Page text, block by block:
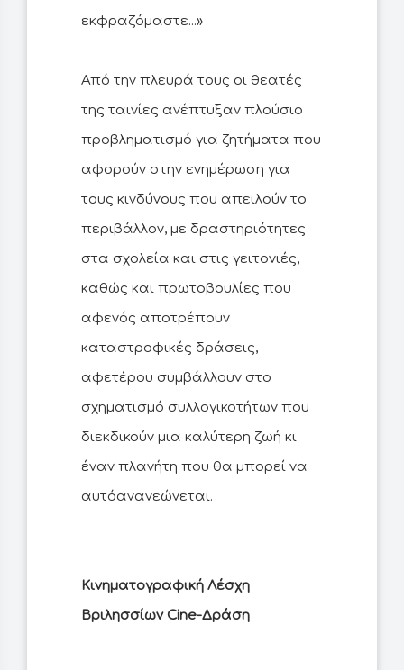
εκφραζόμαστε...»
Από την πλευρά τους οι θεατές
της ταινίες ανέπτυξαν πλούσιο
προβληματισμό για ζητήματα που
αφορούν στην ενημέρωση για
τους κινδύνους που απειλούν το
περιβάλλον, με δραστηριότητες
στα σχολεία και στις γειτονιές,
καθώς και πρωτοβουλίες που
αφενός αποτρέπουν
καταστροφικές δράσεις,
αφετέρου συμβάλλουν στο
σχηματισμό συλλογικοτήτων που
διεκδικούν μια καλύτερη ζωή κι
έναν πλανήτη που θα μπορεί να
αυτόανανεώνεται.
Κινηματογραφική Λέσχη
Βριλησσίων Cine-Δράση